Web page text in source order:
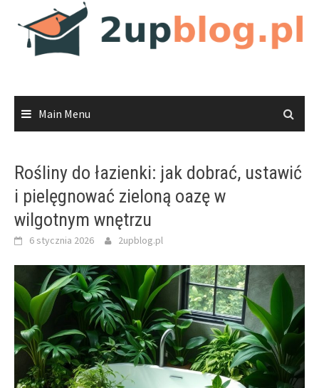
content
Main Menu
Rośliny do łazienki: jak dobrać, ustawić
i pielęgnować zieloną oazę w
wilgotnym wnętrzu
6 stycznia 2026 2upblog.pl